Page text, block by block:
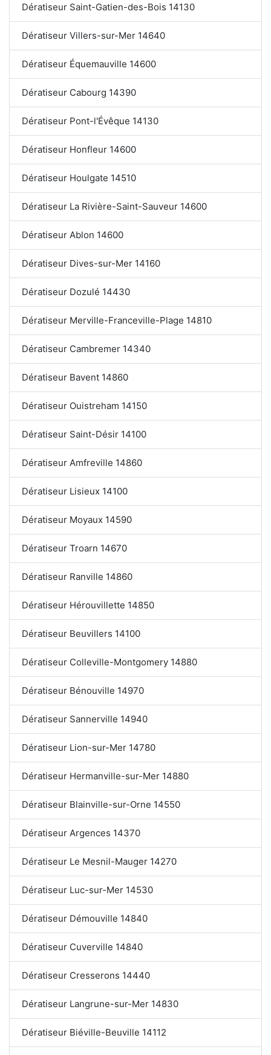
Dératiseur Saint-Gatien-des-Bois 14130
Dératiseur Villers-sur-Mer 14640
Dératiseur Équemauville 14600
Dératiseur Cabourg 14390
Dératiseur Pont-l'Évêque 14130
Dératiseur Honfleur 14600
Dératiseur Houlgate 14510
Dératiseur La Rivière-Saint-Sauveur 14600
Dératiseur Ablon 14600
Dératiseur Dives-sur-Mer 14160
Dératiseur Dozulé 14430
Dératiseur Merville-Franceville-Plage 14810
Dératiseur Cambremer 14340
Dératiseur Bavent 14860
Dératiseur Ouistreham 14150
Dératiseur Saint-Désir 14100
Dératiseur Amfreville 14860
Dératiseur Lisieux 14100
Dératiseur Moyaux 14590
Dératiseur Troarn 14670
Dératiseur Ranville 14860
Dératiseur Hérouvillette 14850
Dératiseur Beuvillers 14100
Dératiseur Colleville-Montgomery 14880
Dératiseur Bénouville 14970
Dératiseur Sannerville 14940
Dératiseur Lion-sur-Mer 14780
Dératiseur Hermanville-sur-Mer 14880
Dératiseur Blainville-sur-Orne 14550
Dératiseur Argences 14370
Dératiseur Le Mesnil-Mauger 14270
Dératiseur Luc-sur-Mer 14530
Dératiseur Démouville 14840
Dératiseur Cuverville 14840
Dératiseur Cresserons 14440
Dératiseur Langrune-sur-Mer 14830
Dératiseur Biéville-Beuville 14112